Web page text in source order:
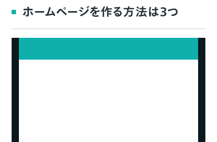
広告や手数料などの収益があるため
ホームページを作る方法は3つ